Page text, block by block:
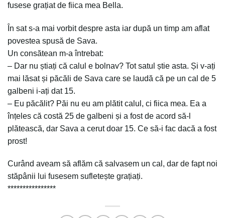
fusese grațiat de fiica mea Bella.
În sat s-a mai vorbit despre asta iar după un timp am aflat
povestea spusă de Sava.
Un consătean m-a întrebat:
– Dar nu știați că calul e bolnav? Tot satul știe asta. Și v-ați
mai lăsat și păcăli de Sava care se laudă că pe un cal de 5
galbeni i-ați dat 15.
– Eu păcălit? Păi nu eu am plătit calul, ci fiica mea. Ea a
înțeles că costă 25 de galbeni și a fost de acord să-l
plătească, dar Sava a cerut doar 15. Ce să-i fac dacă a fost
prost!
Curând aveam să aflăm că salvasem un cal, dar de fapt noi
stăpânii lui fusesem sufletește grațiați.
****************